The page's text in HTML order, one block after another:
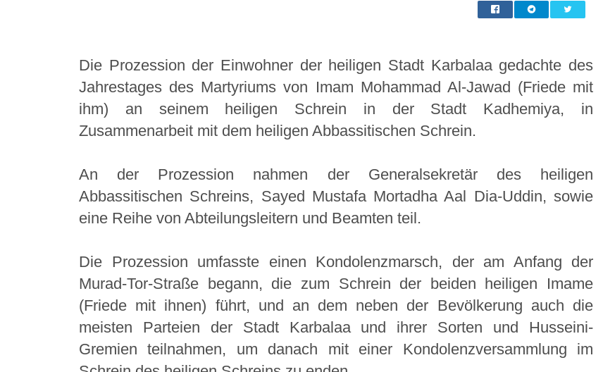
Die Prozession der Einwohner der heiligen Stadt Karbalaa gedachte des
Jahrestages des Martyriums von Imam Mohammad Al-Jawad (Friede mit
ihm) an seinem heiligen Schrein in der Stadt Kadhemiya, in
Zusammenarbeit mit dem heiligen Abbassitischen Schrein.
An der Prozession nahmen der Generalsekretär des heiligen
Abbassitischen Schreins, Sayed Mustafa Mortadha Aal Dia-Uddin, sowie
eine Reihe von Abteilungsleitern und Beamten teil.
Die Prozession umfasste einen Kondolenzmarsch, der am Anfang der
Murad-Tor-Straße begann, die zum Schrein der beiden heiligen Imame
(Friede mit ihnen) führt, und an dem neben der Bevölkerung auch die
meisten Parteien der Stadt Karbalaa und ihrer Sorten und Husseini-
Gremien teilnahmen, um danach mit einer Kondolenzversammlung im